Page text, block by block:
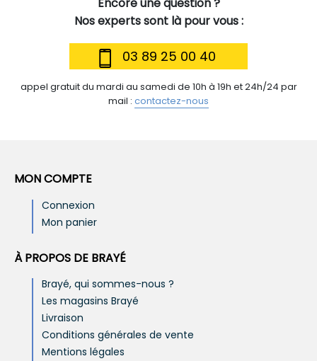
Nos experts sont là pour vous :
03 89 25 00 40
appel gratuit du mardi au samedi de 10h à 19h et 24h/24 par
mail : contactez-nous
MON COMPTE
Connexion
Mon panier
À PROPOS DE BRAYÉ
Brayé, qui sommes-nous ?
Les magasins Brayé
Livraison
Conditions générales de vente
Mentions légales